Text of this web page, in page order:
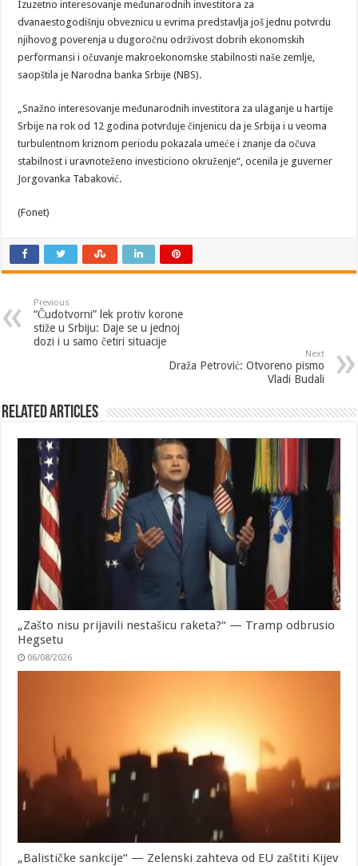
Izuzetno interesovanje međunarodnih investitora za
dvanaestogodišnju obveznicu u evrima predstavlja još jednu potvrdu
njihovog poverenja u dugoročnu održivost dobrih ekonomskih
performansi i očuvanje makroekonomske stabilnosti naše zemlje,
saopštila je Narodna banka Srbije (NBS).
„Snažno interesovanje međunarodnih investitora za ulaganje u hartije
Srbije na rok od 12 godina potvrđuje činjenicu da je Srbija i u veoma
turbulentnom kriznom periodu pokazala umeće i znanje da očuva
stabilnost i uravnoteženo investiciono okruženje“, ocenila je guverner
Jorgovanka Tabaković.
(Fonet)
Previous
“Čudotvorni” lek protiv korone
stiže u Srbiju: Daje se u jednoj
dozi i u samo četiri situacije
Next
Draža Petrović: Otvoreno pismo
Vladi Budali
Related Articles
„Zašto nisu prijavili nestašicu raketa?“ — Tramp odbrusio
Hegsetu
06/08/2026
„Balističke sankcije“ — Zelenski zahteva od EU zaštiti Kijev